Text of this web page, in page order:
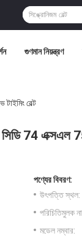
গুণমান নিয়ন্ত্রণ
বেল্ট
সিডি 74
পণ্যের বিবরণ:
উৎপত্তি স্থল:
পরিচিতিমুলক
মডেল নম্বার: